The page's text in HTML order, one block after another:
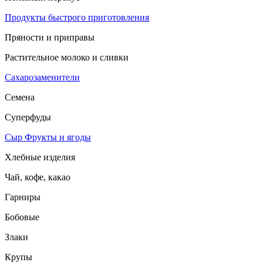
Продукты быстрого приготовления
Пряности и приправы
Растительное молоко и сливки
Сахарозаменители
Семена
Суперфуды
Сыр Фрукты и ягоды
Хлебные изделия
Чай, кофе, какао
Гарниры
Бобовые
Злаки
Крупы